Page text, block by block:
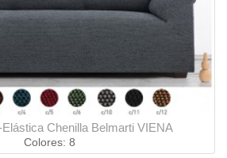
Chenilla Belmarti VIENA
Colores: 8